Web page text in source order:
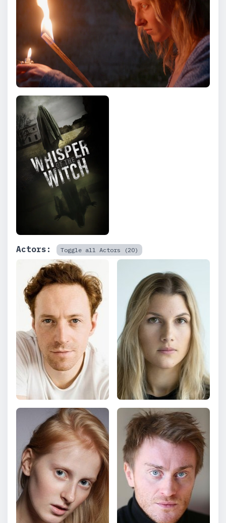
Actors: Toggle all Actors (20)